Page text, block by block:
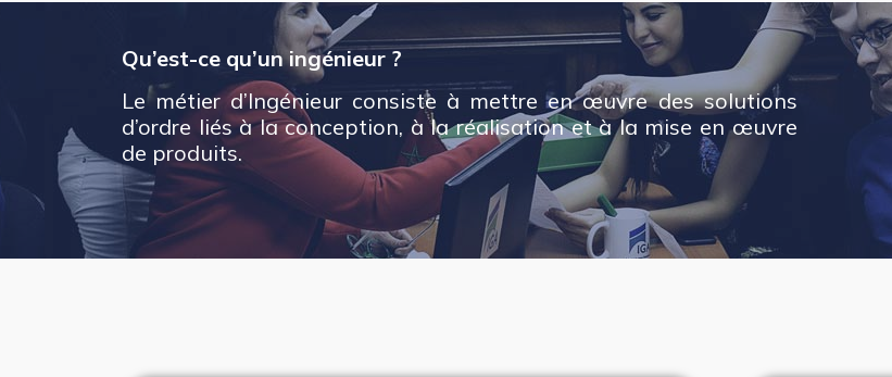
Qu’est-ce qu’un ingénieur ?
Le métier d’Ingénieur consiste à mettre en œuvre des solutions
d’ordre liés à la conception, à la réalisation et à la mise en œuvre
de produits.